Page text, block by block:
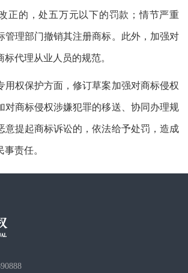
正的，处五万元以下的罚款；情节严重
管理部门撤销其注册商标。此外，加强对
代理从业人员的规范。
权保护方面，修订草案加强对商标侵权
对商标侵权涉嫌犯罪的移送、协同办理规
意提起商标诉讼的，依法给予处罚，造成
责任。